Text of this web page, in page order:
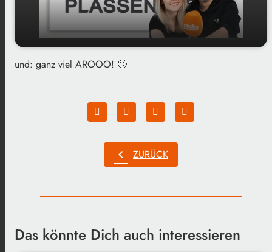
play_arrow Küsschen links, Küsschen rechts...
und: ganz viel AROOO! 🙂
chevron_left ZURÜCK
Das könnte Dich auch interessieren